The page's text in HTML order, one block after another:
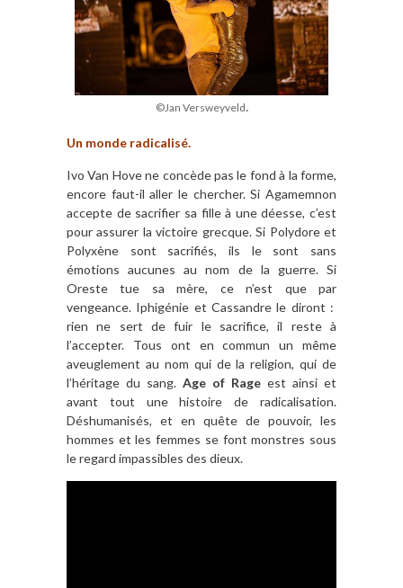
©Jan Versweyveld.
Un monde radicalisé.
Ivo Van Hove ne concède pas le fond à la forme,
encore faut-il aller le chercher. Si Agamemnon
accepte de sacrifier sa fille à une déesse, c’est
pour assurer la victoire grecque. Si Polydore et
Polyxène sont sacrifiés, ils le sont sans
émotions aucunes au nom de la guerre. Si
Oreste tue sa mère, ce n’est que par
vengeance. Iphigénie et Cassandre le diront :
rien ne sert de fuir le sacrifice, il reste à
l’accepter. Tous ont en commun un même
aveuglement au nom qui de la religion, qui de
l’héritage du sang. Age of Rage est ainsi et
avant tout une histoire de radicalisation.
Déshumanisés, et en quête de pouvoir, les
hommes et les femmes se font monstres sous
le regard impassibles des dieux.